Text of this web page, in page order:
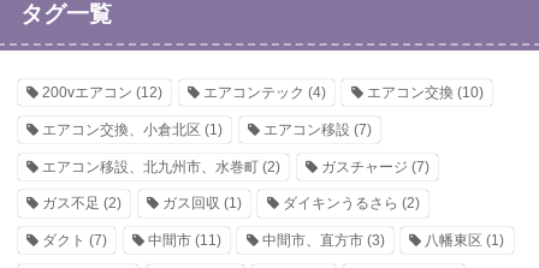
タグ一覧
200vエアコン (12) エアコンテック (4) エアコン交換 (10)
エアコン交換、小倉北区 (1) エアコン移設 (7)
エアコン移設、北九州市、水巻町 (2) ガスチャージ (7)
ガス不足 (2) ガス回収 (1) ダイキンうるさら (2)
ダクト (7) 中間市(11) 中間市、直方市(3) 八幡東区 (1)